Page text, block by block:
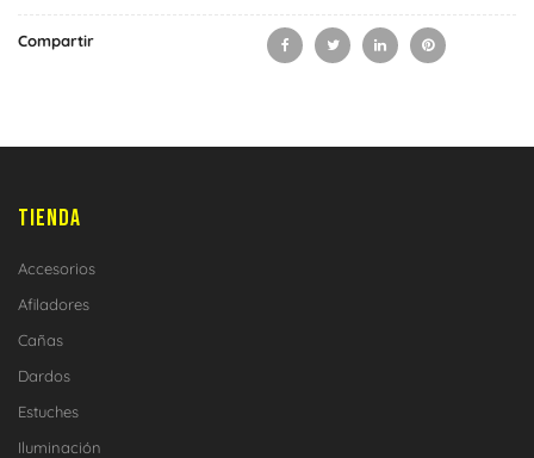
Compartir
TIENDA
Accesorios
Afiladores
Cañas
Dardos
Estuches
Iluminación